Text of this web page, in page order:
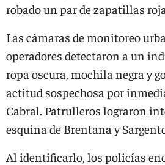
robado un par de zapatillas
Las cámaras de monitoreo
operadores detectaron a un
ropa oscura, mochila negra y
actitud sospechosa por
Cabral. Patrulleros lograron
esquina de Brentana y
Al identificarlo, los policías